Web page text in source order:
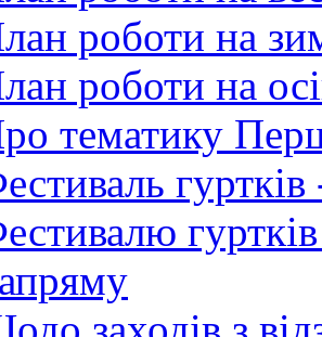
роботи на
роботи на
тематику